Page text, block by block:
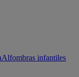
Alfombras infantiles